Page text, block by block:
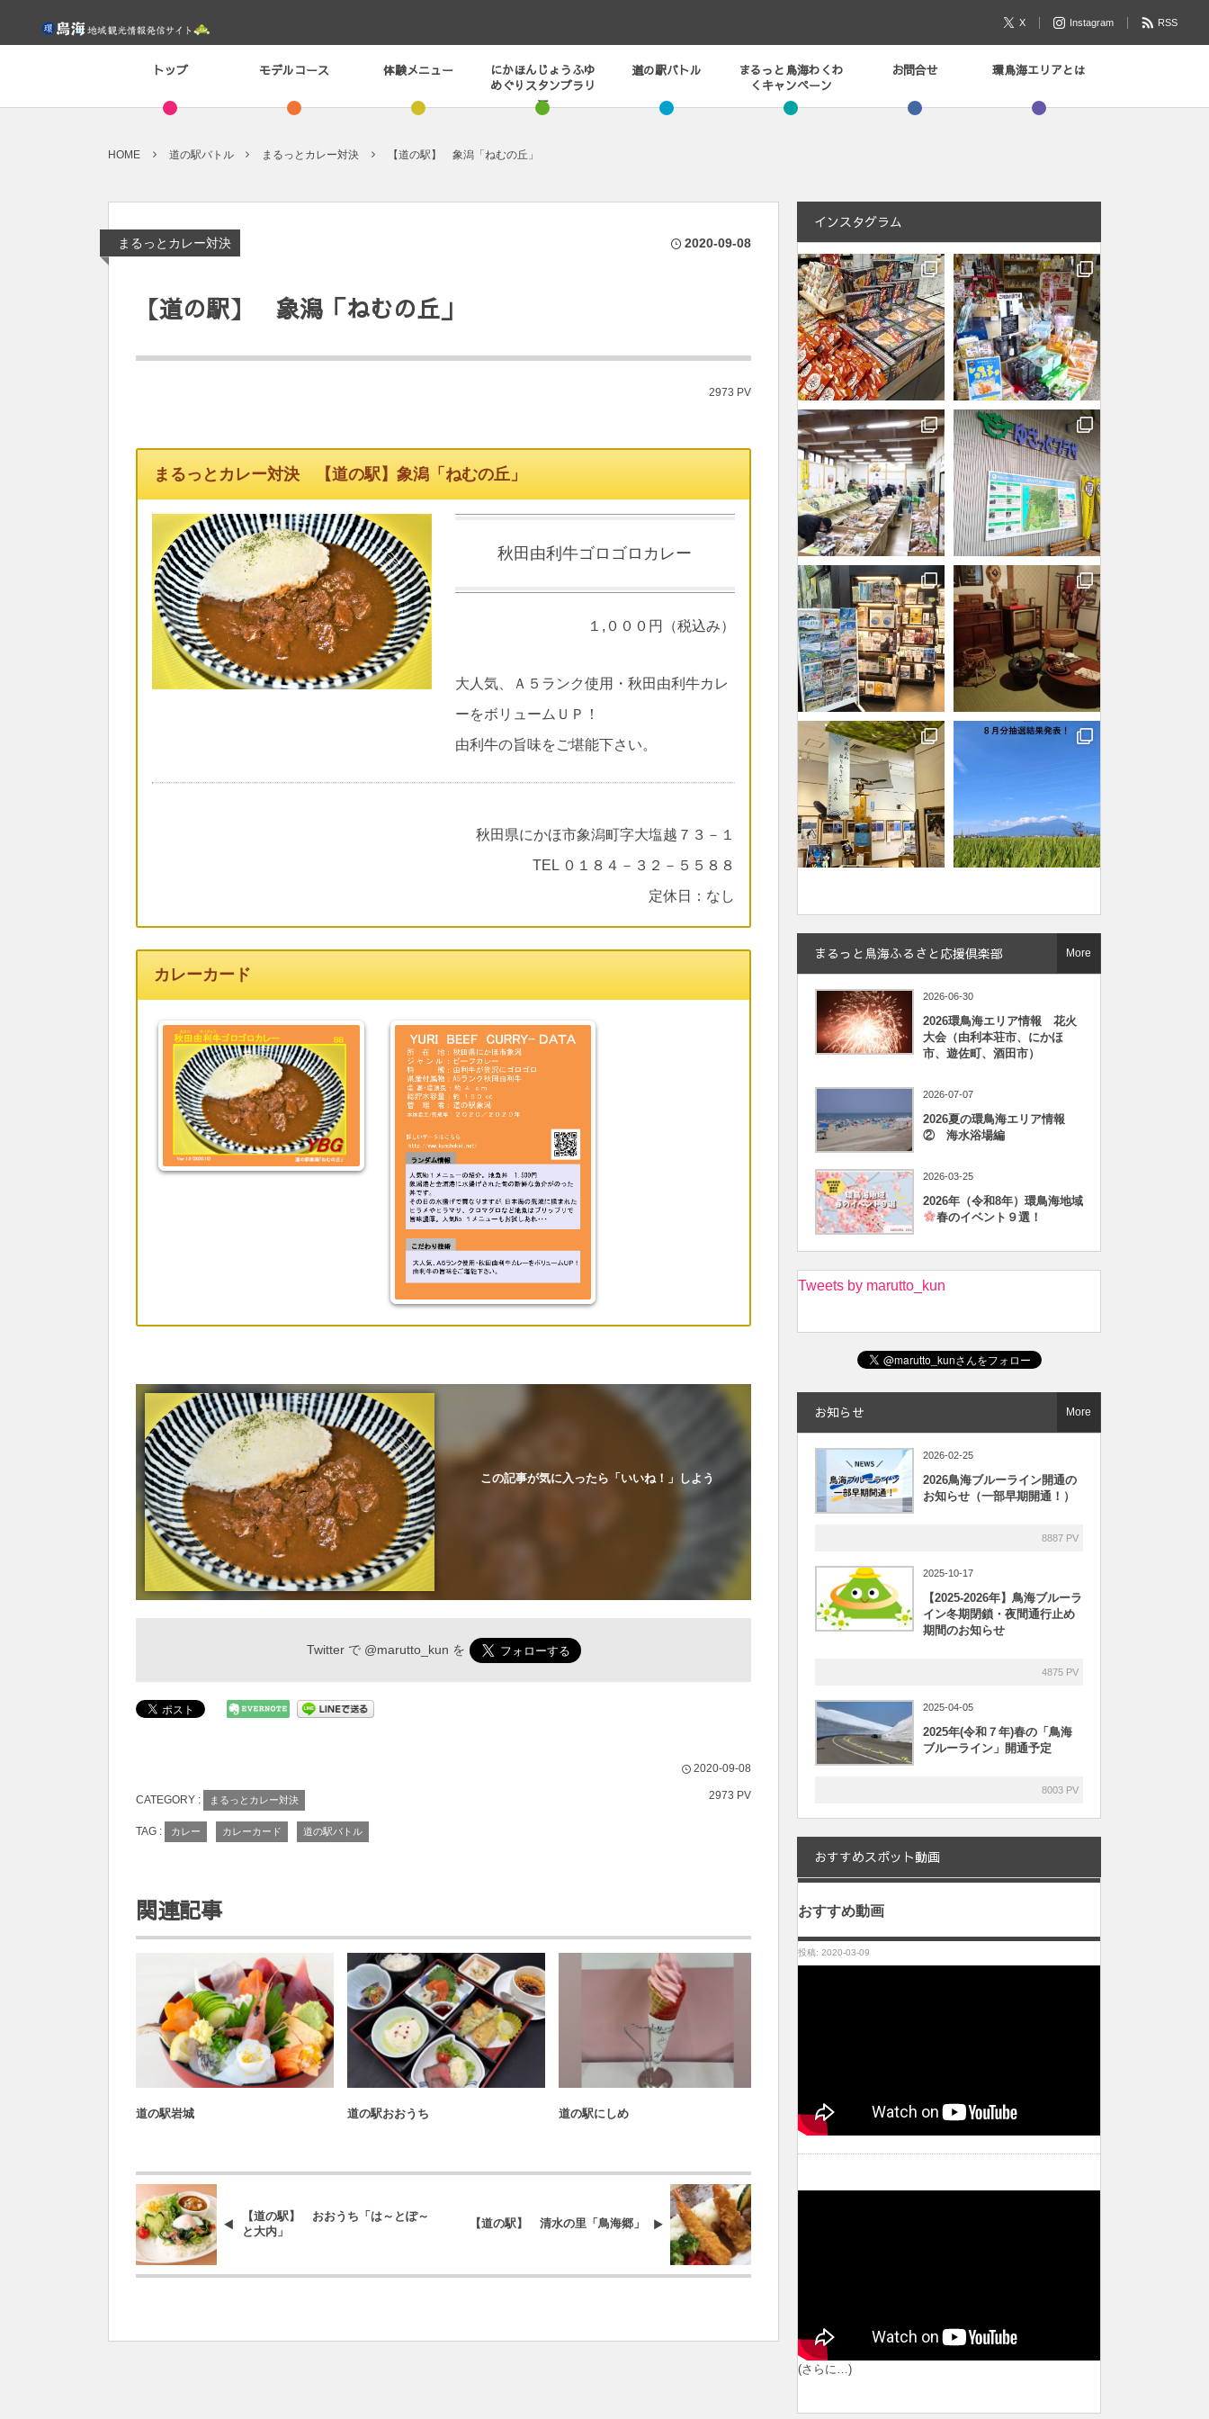
X Instagram RSS
トップ モデルコース 体験メニュー
にかほんじょうふゆ
めぐりスタンプラリ
ー
道の駅バトル
まるっと鳥海わくわ
くキャンペーン
お問合せ 環鳥海エリアとは
HOME 道の駅バトル まるっとカレー対決 【道の駅】 象潟「ねむの丘」
まるっとカレー対決 2020-09-08
【道の駅】 象潟「ねむの丘」
2973 PV
まるっとカレー対決 【道の駅】象潟「ねむの丘」
秋田由利牛ゴロゴロカレー
１,０００円（税込み）
大人気、Ａ５ランク使用・秋田由利牛カレ
ーをボリュームＵＰ！
由利牛の旨味をご堪能下さい。
秋田県にかほ市象潟町字大塩越７３－１
TEL ０１８４－３２－５５８８
定休日：なし
カレーカード
この記事が気に入ったら「いいね！」しよう
Twitter で @marutto_kun を
2020-09-08
2973 PV
CATEGORY : まるっとカレー対決
TAG : カレー カレーカード 道の駅バトル
関連記事
道の駅岩城 道の駅おおうち 道の駅にしめ 道の駅象潟 高原の駅ホテルフォレスタ鳥海
【道の駅】 おおうち「は～とぽ～
と大内」
【道の駅】 清水の里「鳥海郷」
インスタグラム
まるっと鳥海ふるさと応援倶楽部
2026-06-30
2026環鳥海エリア情報 花火
大会（由利本荘市、にかほ
市、遊佐町、酒田市）
2026-07-07
2026夏の環鳥海エリア情報
② 海水浴場編
2026-03-25
2026年（令和8年）環鳥海地域
春のイベント９選！
More
Tweets by marutto_kun
お知らせ
2026-02-25
2026鳥海ブルーライン開通の
お知らせ（一部早期開通！）
8887 PV
2025-10-17
【2025-2026年】鳥海ブルーラ
イン冬期閉鎖・夜間通行止め
期間のお知らせ
4875 PV
2025-04-05
2025年(令和７年)春の「鳥海
ブルーライン」開通予定
8003 PV
More
おすすめスポット動画
おすすめ動画
投稿: 2020-03-09
(さらに…)